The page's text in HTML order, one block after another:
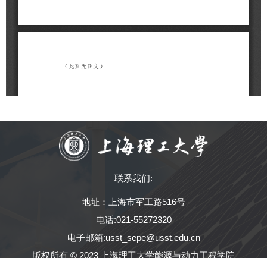
联系我们:
地址：上海市军工路516号
电话:021-55272320
电子邮箱:usst_sepe@usst.edu.cn
版权所有 © 2023 上海理工大学能源与动力工程学院